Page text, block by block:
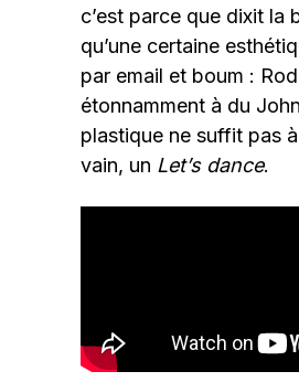
c’est parce que dixit la
qu’une certaine
par email et boum :
étonnamment à du
plastique ne suffit pas
vain, un Let’s dance.